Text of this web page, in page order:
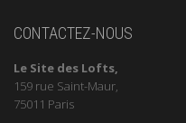
CONTACTEZ-NOUS
Le Site des Lofts,
159 rue Saint-Maur,
75011 Paris